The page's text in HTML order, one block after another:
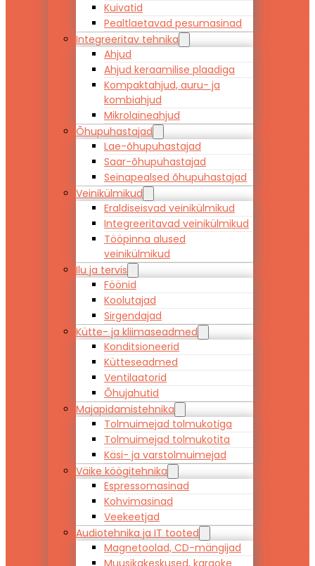
Kuivatid
Pealtlaetavad pesumasinad
Integreeritav tehnika
Ahjud
Ahjud keraamilise plaadiga
Kompaktahjud, auru- ja
kombiahjud
Mikrolaineahjud
Õhupuhastajad
Lae-õhupuhastajad
Saar-õhupuhastajad
Seinapealsed õhupuhastajad
Veinikülmikud
Eraldiseisvad veinikülmikud
Integreeritavad veinikülmikud
Tööpinna alused
veinikülmikud
Ilu ja tervis
Föönid
Koolutajad
Sirgendajad
Kütte- ja kliimaseadmed
Konditsioneerid
Kütteseadmed
Ventilaatorid
Õhujahutid
Majapidamistehnika
Tolmuimejad tolmukotiga
Tolmuimejad tolmukotita
Käsi- ja varstolmuimejad
Väike köögitehnika
Espressomasinad
Kohvimasinad
Veekeetjad
Audiotehnika ja IT tooted
Magnetoolad, CD-mängijad
Muusikakeskused, karaoke